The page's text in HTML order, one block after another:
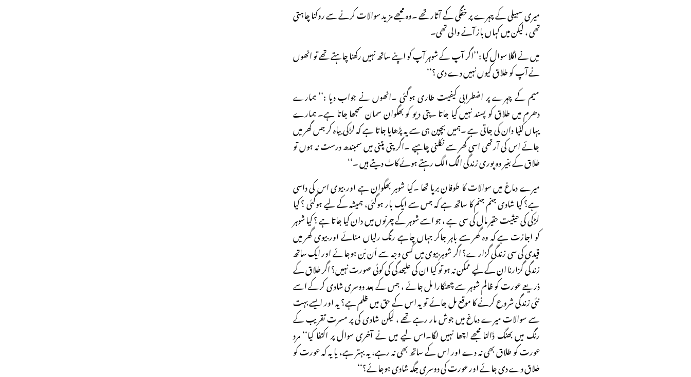
میری سہیلی کے چہرے پر خفگی کے آثار تھے ۔وہ مجھے مزید سوالات کرنے سے روکنا چاہتی
تھی ، لیکن میں کہاں باز آنے والی تھی۔
میں نے اگلا سوال کیا :’’اگر آپ کے شوہر آپ کو اپنے ساتھ نہیں رکھنا چاہتے تھے تو انھوں
نے آپ کو طلاق کیوں نہیں دے دی ؟‘‘
میم کے چہرے پر اضطرابی کیفیت طاری ہوگئی ۔انھوں نے جواب دیا :’’ ہمارے
دھرم میں طلاق کو پسند نہیں کیا جاتا ۔پتی دیو کو بھگوان سمان سمجھا جاتا ہے۔ ہمارے
یہاں کنّیا دان کی جاتی ہے ۔ہمیں بچپن ہی سے یہ پڑھایا جاتا ہے کہ لڑکی بیاہ کر جس گھر میں
جائے اس کی آرتھی اسی گھر سے نکلنی چاہیے ۔اگر پتی پتنی میں سمبندھ درست نہ ہوں تو
طلاق کے بغیر وہ پوری زندگی الگ الگ رہتے ہوئے کاٹ دیتے ہیں ۔‘‘
میرے دماغ میں سوالات کا طوفان برپا تھا ۔کیا شوہر بھگوان ہے اور بیوی اس کی داسی
ہے؟ کیا شادی جنم جنم کا ساتھ ہے کہ جس سے ایک بار ہوگئی، ہمیشہ کے لیے ہوگئی ؟ کیا
لڑکی کی حیثیت حقیر مال کی سی ہے ، جو اسے شوہر کے چرنوں میں دان کیا جاتا ہے ؟ کیا شوہر
کو اجازت ہے کہ وہ گھر سے باہر جاکر جہاں چاہے رنگ رلیاں منائے اور بیوی گھر میں
قیدی کی سی زندگی گزارے؟ اگر شوہر بیوی میں کسی وجہ سے اَن بَن ہوجائے اور ایک ساتھ
زندگی گزارنا ان کے لیے ممکن نہ ہو تو کیا ان کی علیحدگی کی کوئی صورت نہیں؟ اگر طلاق کے
ذریعے عورت کو ظالم شوہر سے چھٹکارا مل جائے ، جس کے بعد دوسری شادی کرکے اسے
نئی زندگی شروع کرنے کا موقع مل جائے تو یہ اس کے حق میں ظلم ہے؟ یہ اور ایسے بہت
سے سوالات میرے دماغ میں جوش مار رہے تھے ، لیکن شادی کی پر مسرت تقریب کے
رنگ میں بھنگ ڈالنا مجھے اچھا نہیں لگا۔اس لیے میں نے آخری سوال پر اکتفا کیا‘‘ مرد
عورت کو طلاق بھی نہ دے اور اس کے ساتھ بھی نہ رہے، یہ بہتر ہے، یا یہ کہ عورت کو
طلاق دے دی جائے اور عورت کی دوسری جگہ شادی ہوجائے؟‘‘